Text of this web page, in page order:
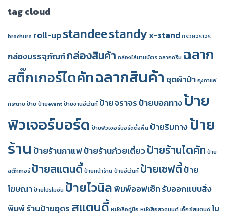
tag cloud
brochure roll-upstandeestandyx-standกรวยจราจร
กล่องบรรจุภัณฑ์กล่องสินค้า กล่องใส่นามบัตรฉลากครีม ฉลาก
สติ๊กเกอร์ไดคัทฉลากสินค้า ชุดผ้าป่าถุงกาแฟ
กระดาษป้ายป้ายeventป้ายงานอีเว้นท์ ป้ายจราจร ป้ายบอกทางป้าย
ฟิวเจอร์บอร์ด ป้ายฟิวเจอร์บอร์ดตั้งพื้น ป้ายริมทางป้าย
ร้าน ป้ายร้านกาแฟป้ายร้านก๋วยเตี๋ยวป้ายร้านไดคัท ป้าย
สติ๊กเกอร์ ป้ายสแตนดี้ป้ายหน้าร้านป้ายอีเว้นท์ ป้ายเซฟตี้ป้าย
โฆษณาป้ายโปรโมชั่น ป้ายไวนิลพิมพ์ออฟเซ็ทรับออกแบบสิ่ง
พิมพ์ร้านป้ายอุดร สแตนดี้หนังสือคู่มือ หนังสือสวดมนต์เอ็กซ์สแตนด์โบ